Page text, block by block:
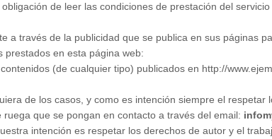
de leer las condiciones de prestación del
a través de la publicidad que se publica en sus páginas
prestados en esta página web:
(de cualquier tipo) publicados en http://
de los casos, y como es intención siempre el
que se pongan en contacto a través del email:
intención es respetar los derechos de autor y el